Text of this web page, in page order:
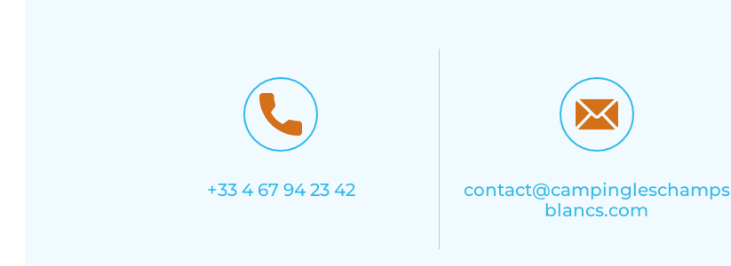
+33 4 67 94 23 42
contact@campingleschamps
blancs.com